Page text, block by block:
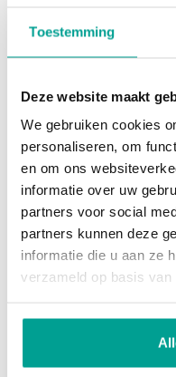
Toestemming
Deze website maakt
We gebruiken cookies
personaliseren, om
en om ons
informatie over uw
partners voor social
partners kunnen deze
informatie die u aan ze
verzameld op basis
ander digitaal of
Het zijn bijzondere
verwachten dat u en
zult hebben.
steentje bij om het
Delen